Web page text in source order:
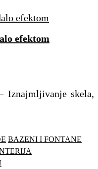
efektom
Iznajmljivanje skela,
BAZENI I FONTANE